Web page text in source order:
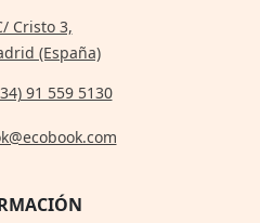
Cristo 3,
(España)
91 559 5130